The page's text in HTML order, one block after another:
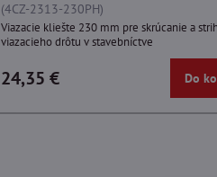
(4CZ-2313-230PH)
Viazacie kliešte 230 mm pre skrúcanie a
viazacieho drôtu v stavebníctve
24,35 € Do